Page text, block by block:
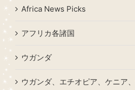
Africa News Picks
アフリカ各諸国
ウガンダ
ウガンダ、エチオピア、ケニア